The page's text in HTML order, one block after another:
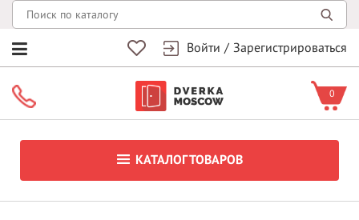
Войти / Зарегистрироваться
0
КАТАЛОГ ТОВАРОВ